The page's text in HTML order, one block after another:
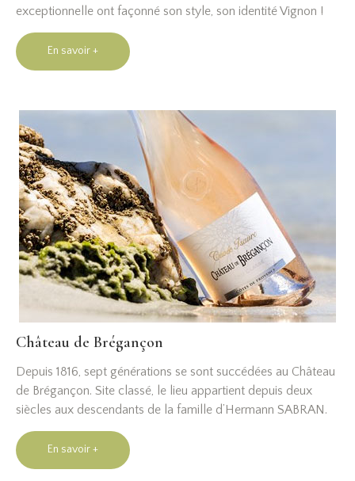
exceptionnelle ont façonné son style, son identité Vignon !
En savoir +
Château de Brégançon​
Depuis 1816, sept générations se sont succédées au Château
de Brégançon. Site classé, le lieu appartient depuis deux
siècles aux descendants de la famille d’Hermann SABRAN.
En savoir +